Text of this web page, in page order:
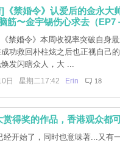
《禁婚令》认爱后的金永大
筋〜金宇锡伤心求去（EP7
禁婚令》本周收视率突破自身
功救回朴柱炫之后也正视自己
发闪瞎众人，大 ...
日 星期二17:42 Erin 18
赏得奖的作品，香港观众都
开始了，同时也意味著...又有